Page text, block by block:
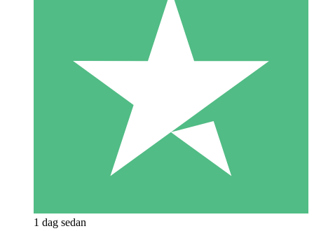
1 dag sedan